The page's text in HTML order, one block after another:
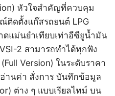
หัวใจสำคัญที่ควบคุม
ติดตั้งแก๊สรถยนต์ LPG
แม่นยำเทียบเท่าอีซียูน้ำมัน
2 สามารถทำได้ทุกฟัง
Version) ในระดับราคา
านค่า สั่งการ บันทึกข้อมูล
ต่าง ๆ แบบเรียลไทม์ บน